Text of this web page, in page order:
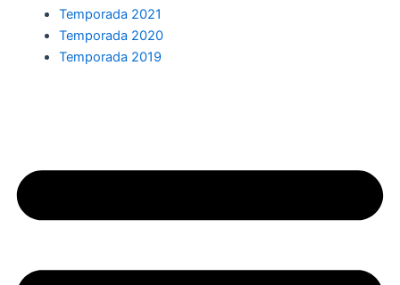
Temporada 2021
Temporada 2020
Temporada 2019